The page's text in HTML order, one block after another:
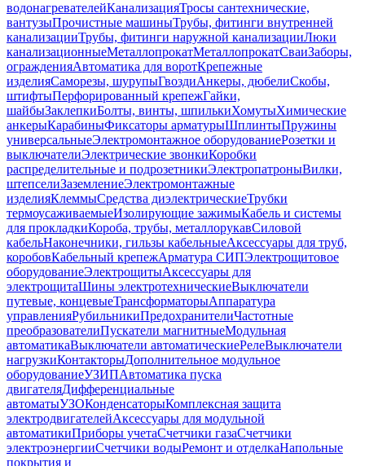
водонагревателейКанализацияТросы сантехнические,
вантузыПрочистные машиныТрубы, фитинги внутренней
канализацииТрубы, фитинги наружной канализацииЛюки
канализационныеМеталлопрокатМеталлопрокатСваиЗаборы,
огражденияАвтоматика для воротКрепежные
изделияСаморезы, шурупыГвоздиАнкеры, дюбелиСкобы,
штифтыПерфорированный крепежГайки,
шайбыЗаклепкиБолты, винты, шпилькиХомутыХимические
анкерыКарабиныФиксаторы арматурыШплинтыПружины
универсальныеЭлектромонтажное оборудованиеРозетки и
выключателиЭлектрические звонкиКоробки
распределительные и подрозетникиЭлектропатроныВилки,
штепселиЗаземлениеЭлектромонтажные
изделияКлеммыСредства диэлектрическиеТрубки
термоусаживаемыеИзолирующие зажимыКабель и системы
для прокладкиКороба, трубы, металлорукавСиловой
кабельНаконечники, гильзы кабельныеАксессуары для труб,
коробовКабельный крепежАрматура СИПЭлектрощитовое
оборудованиеЭлектрощитыАксессуары для
электрощитаШины электротехническиеВыключатели
путевые, концевыеТрансформаторыАппаратура
управленияРубильникиПредохранителиЧастотные
преобразователиПускатели магнитныеМодульная
автоматикаВыключатели автоматическиеРелеВыключатели
нагрузкиКонтакторыДополнительное модульное
оборудованиеУЗИПАвтоматика пуска
двигателяДифференциальные
автоматыУЗОКонденсаторыКомплексная защита
электродвигателейАксессуары для модульной
автоматикиПриборы учетаСчетчики газаСчетчики
электроэнергииСчетчики водыРемонт и отделкаНапольные
покрытия и